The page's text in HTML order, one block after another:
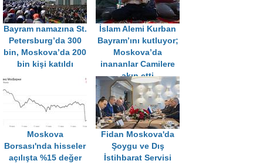
Bayram namazına St.
Petersburg’da 300
bin, Moskova’da 200
bin kişi katıldı
İslam Alemi Kurban
Bayram’ını kutluyor;
Moskova’da
inananlar Camilere
akın etti
Moskova
Borsası'nda hisseler
açılışta %15 değer
Fidan Moskova'da
Şoygu ve Dış
İstihbarat Servisi